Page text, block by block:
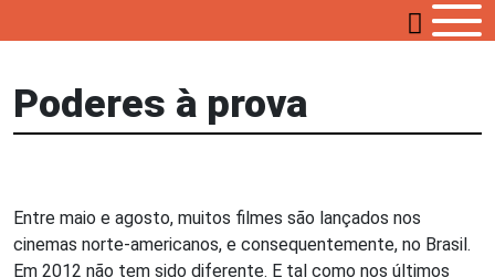
Poderes à prova
Entre maio e agosto, muitos filmes são lançados nos
cinemas norte-americanos, e consequentemente, no Brasil.
Em 2012 não tem sido diferente. E tal como nos últimos